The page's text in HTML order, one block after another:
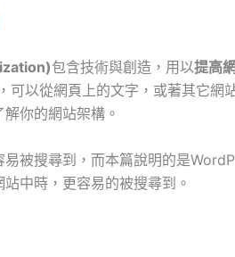
包含技術與創造，用以提高
可以從網頁上的文字，或著其它網
你的網站架構。
被搜尋到，而本篇說明的是
中時，更容易的被搜尋到。